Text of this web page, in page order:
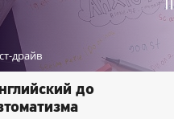
драйв
до